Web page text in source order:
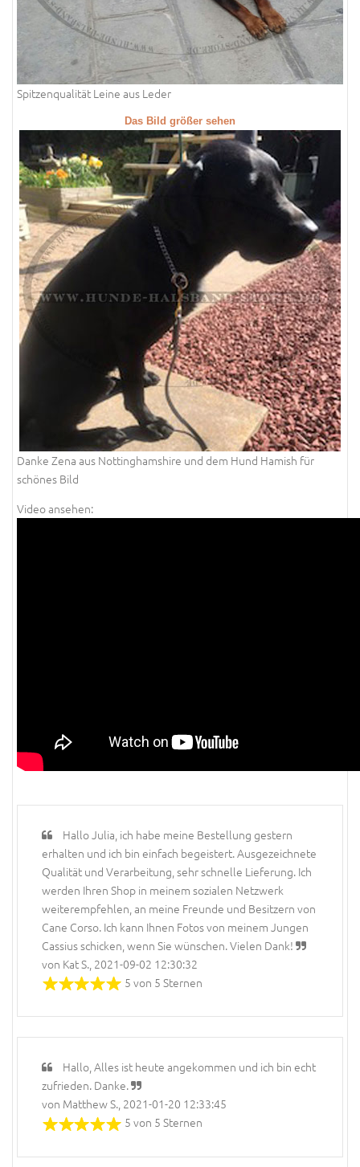
Spitzenqualität Leine aus Leder
Das Bild größer sehen
Danke Zena aus Nottinghamshire und dem Hund Hamish für
schönes Bild
Video ansehen:
Hallo Julia, ich habe meine Bestellung gestern
erhalten und ich bin einfach begeistert. Ausgezeichnete
Qualität und Verarbeitung, sehr schnelle Lieferung. Ich
werden Ihren Shop in meinem sozialen Netzwerk
weiterempfehlen, an meine Freunde und Besitzern von
Cane Corso. Ich kann Ihnen Fotos von meinem Jungen
Cassius schicken, wenn Sie wünschen. Vielen Dank!
von Kat S., 2021-09-02 12:30:32
5 von 5 Sternen
Hallo, Alles ist heute angekommen und ich bin echt
zufrieden. Danke.
von Matthew S., 2021-01-20 12:33:45
5 von 5 Sternen